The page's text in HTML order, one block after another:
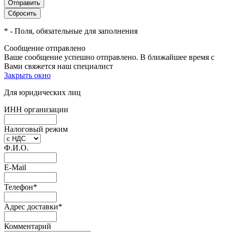
* - Поля, обязательные для заполнения
Сообщение отправлено
Ваше сообщение успешно отправлено. В ближайшее время с
Вами свяжется наш специалист
Закрыть окно
Для юридических лиц
ИНН организации
Налоговый режим
Ф.И.О.
E-Mail
Телефон*
Адрес доставки*
Комментарий